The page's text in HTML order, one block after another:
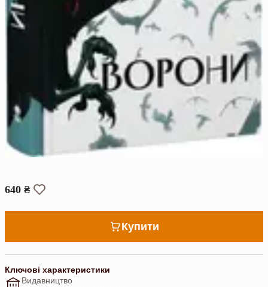
640 ₴
Купити
Ключові характеристики
Видавництво